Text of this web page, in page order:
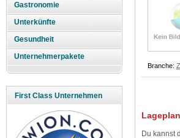
Gastronomie
Unterkünfte
Gesundheit
Unternehmerpakete
First Class Unternehmen
Branche:
Lageplan
Du kannst